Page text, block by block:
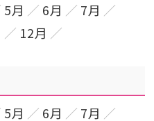
5月 6月
7月
12月
5月 6月
7月